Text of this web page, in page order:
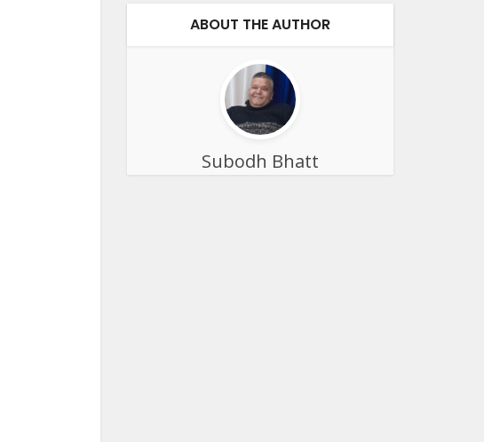
ABOUT THE AUTHOR
Subodh Bhatt